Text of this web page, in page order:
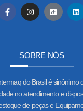
SOBRE NÓS
do Brasil é sinônimo
no atendimento e
de peças e